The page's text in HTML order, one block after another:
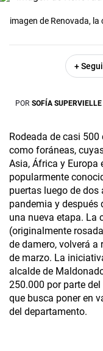
imagen de Renovada,
+
POR SOFÍA SUPERVIELLE
Rodeada de casi
como foráneas,
Asia, África y Europa
popularmente
puertas luego de dos
pandemia y después
una nueva etapa. La
(originalmente
de damero, volverá a
de marzo. La
alcalde de
250.000 por parte
que busca poner en
del departamento.